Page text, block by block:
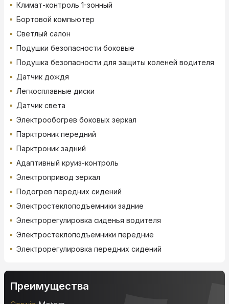
Климат-контроль 1-зонный
Бортовой компьютер
Светлый салон
Подушки безопасности боковые
Подушка безопасности для защиты коленей водителя
Датчик дождя
Легкосплавные диски
Датчик света
Электрообогрев боковых зеркал
Парктроник передний
Парктроник задний
Адаптивный круиз-контроль
Электропривод зеркал
Подогрев передних сидений
Электростеклоподъемники задние
Электрорегулировка сиденья водителя
Электростеклоподъемники передние
Электрорегулировка передних сидений
Преимущества